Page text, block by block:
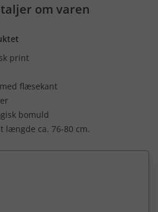
om varen
print
flæsekant
bomuld
længde ca. 76-80 cm.